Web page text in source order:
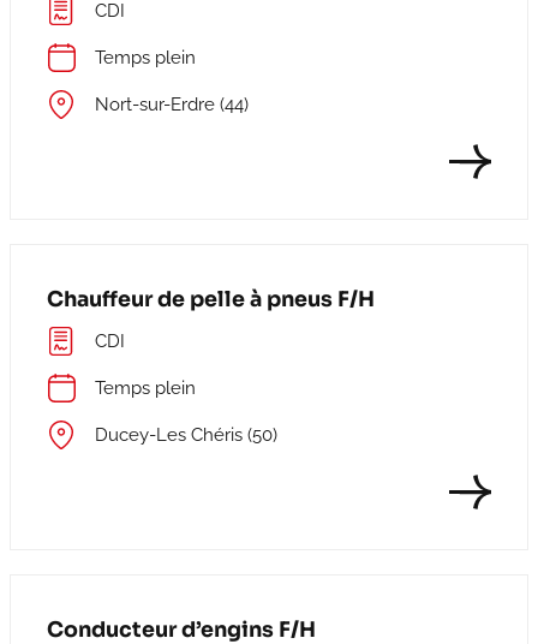
CDI
Temps plein
Nort-sur-Erdre (44)
Chauffeur de pelle à pneus F/H
CDI
Temps plein
Ducey-Les Chéris (50)
Conducteur d’engins F/H